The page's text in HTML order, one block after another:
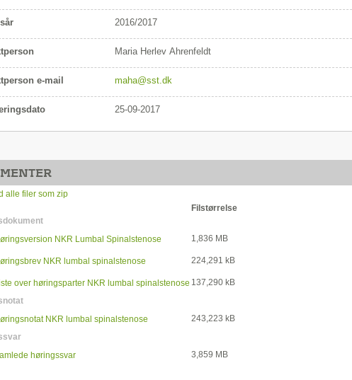
2016/2017
Maria Herlev Ahrenfeldt
e-mail maha@sst.dk
25-09-2017
alle filer som zip
Filstørrelse
NKR Lumbal Spinalstenose
1,836 MB
NKR lumbal spinalstenose 224,291 kB
over høringsparter NKR lumbal spinalstenose 137,290 kB
NKR lumbal spinalstenose
243,223 kB
høringssvar
3,859 MB